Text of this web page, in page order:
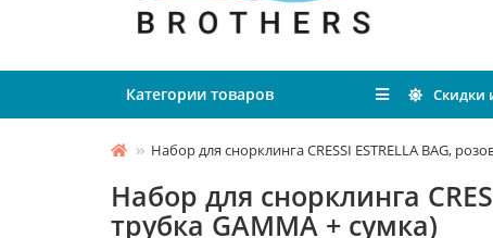
Категории товаров Скидки
Набор для снорклинга CRESSI ESTRELLA BAG,
Набор для снорклинга
трубка GAMMA + сумка)